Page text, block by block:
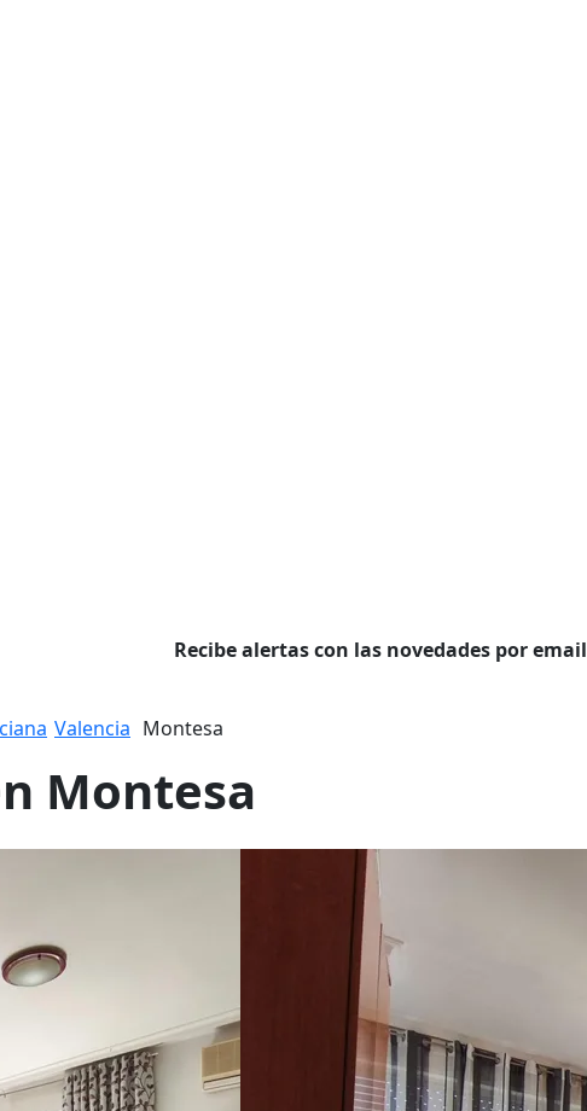
Recibe alertas con las novedades por email
Valencia Montesa
Montesa